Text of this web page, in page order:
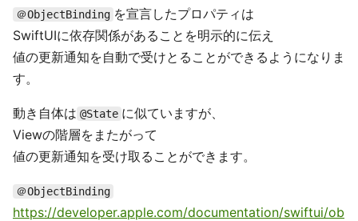
＠ObjectBinding を宣言したプロパティは
SwiftUIに依存関係があることを明示的に伝え
値の更新通知を自動で受けとることができるようになりま
す。
動き自体は @State に似ていますが、
Viewの階層をまたがって
値の更新通知を受け取ることができます。
＠ObjectBinding
https://developer.apple.com/documentation/swiftui/ob